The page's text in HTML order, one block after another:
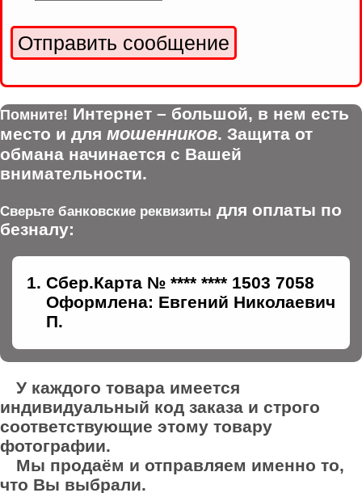
Помните! Интернет – большой, в нем есть
место и для мошенников. Защита от
обмана начинается с Вашей
внимательности.
Сверьте банковские реквизиты для оплаты по
безналу:
Сбер.Карта № **** **** 1503 7058
Оформлена: Евгений Николаевич
П.
У каждого товара имеется
индивидуальный код заказа и строго
соответствующие этому товару
фотографии.
Мы продаём и отправляем именно то,
что Вы выбрали.